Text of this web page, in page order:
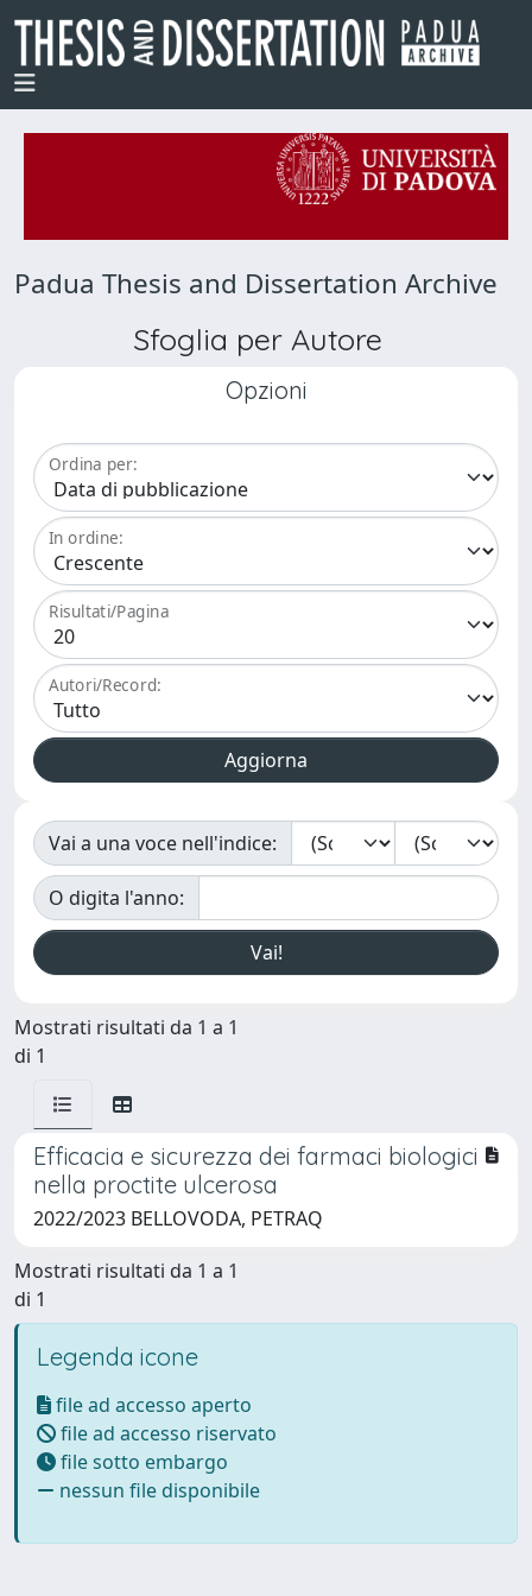
Padua Thesis and Dissertation Archive
Sfoglia per Autore
Opzioni
Ordina per:
In ordine:
Risultati/Pagina
Autori/Record:
Vai a una voce nell'indice:
O digita l'anno:
Mostrati risultati da 1 a 1
di 1
Efficacia e sicurezza dei farmaci biologici
nella proctite ulcerosa
2022/2023 BELLOVODA, PETRAQ
Mostrati risultati da 1 a 1
di 1
Legenda icone
file ad accesso aperto
file ad accesso riservato
file sotto embargo
nessun file disponibile